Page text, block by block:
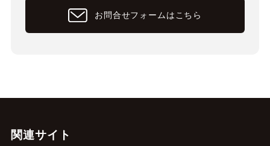
お問合せフォームはこちら
関連サイト